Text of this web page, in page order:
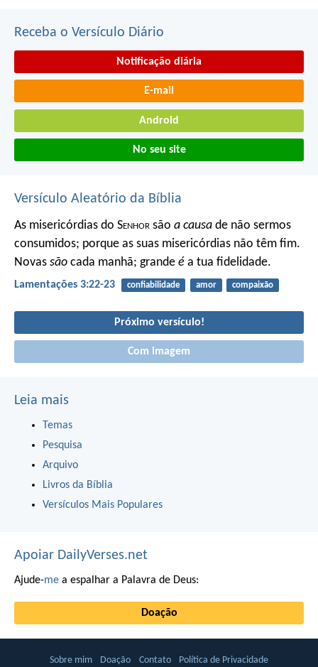
Receba o Versículo Diário
Notificação diária
E-mail
Android
No seu site
Versículo Aleatório da Bíblia
As misericórdias do Senhor são a causa de não sermos
consumidos; porque as suas misericórdias não têm fim.
Novas são cada manhã; grande é a tua fidelidade.
Lamentações 3:22-23 confiabilidade amor compaixão
Próximo versículo!
Com imagem
Leia mais
Temas
Pesquisa
Arquivo
Livros da Bíblia
Versículos Mais Populares
Apoiar DailyVerses.net
Ajude-me a espalhar a Palavra de Deus:
Doação
Sobre mim Doação Contato Política de Privacidade